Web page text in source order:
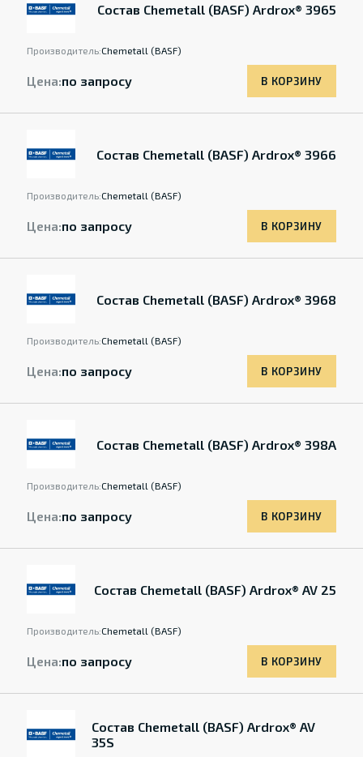
Состав Chemetall (BASF) Ardrox® 3965
Производитель:Chemetall (BASF)
Цена:по запросу В КОРЗИНУ
Состав Chemetall (BASF) Ardrox® 3966
Производитель:Chemetall (BASF)
Цена:по запросу В КОРЗИНУ
Состав Chemetall (BASF) Ardrox® 3968
Производитель:Chemetall (BASF)
Цена:по запросу В КОРЗИНУ
Состав Chemetall (BASF) Ardrox® 398A
Производитель:Chemetall (BASF)
Цена:по запросу В КОРЗИНУ
Состав Chemetall (BASF) Ardrox® AV 25
Производитель:Chemetall (BASF)
Цена:по запросу В КОРЗИНУ
Состав Chemetall (BASF) Ardrox® AV
35S